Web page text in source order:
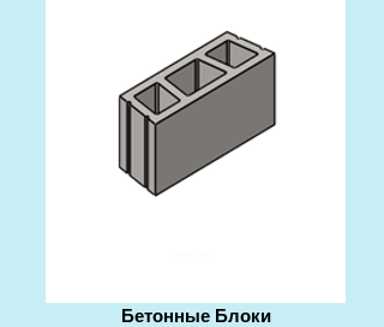
Бетонные Блоки